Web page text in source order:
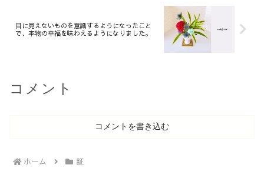
目に見えないものを意識するようになったこと
で、本物の幸福を味わえるようになりました。
コメント
コメントを書き込む
ホーム 証